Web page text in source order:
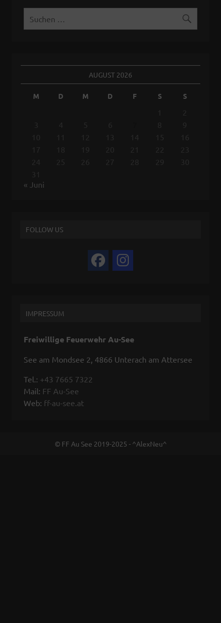
AUGUST 2026
M D M D F S S
« Juni
FOLLOW US
IMPRESSUM
Freiwillige Feuerwehr Au-See
See am Mondsee 2, 4866 Unterach am Attersee
Tel.: +43 7665 7322
Mail: FF Au-See
Web: ff-au-see.at
© FF Au See 2019-2025 - ^AlexNeu^